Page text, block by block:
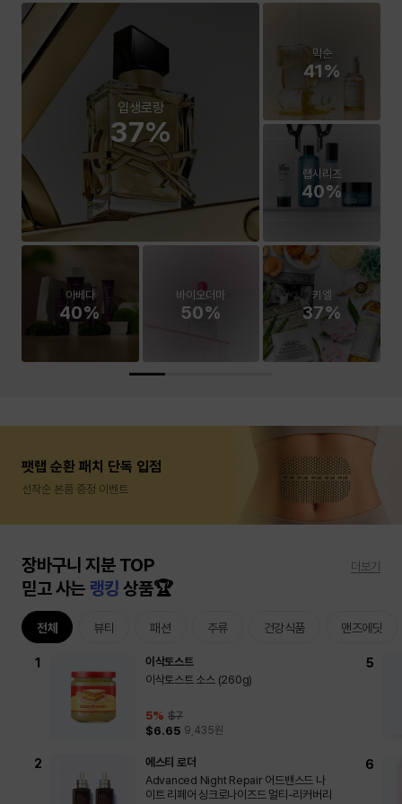
입생로랑
37%
믹순
41%
랩시리즈
40%
키엘
37%
바이오더마
50%
아베다
40%
팻랩 순환 패치 단독 입점
선착순 본품 증정 이벤트
장바구니 지분 TOP
믿고 사는 랭킹상품🏆
더보기
전체 뷰티 패션 주류 건강식품 맨즈에딧
이삭토스트
이삭토스트 소스 (260g)
5% $7
$6.65 9,435원
에스티 로더
Advanced Night Repair 어드밴스드 나
이트 리페어 싱크로나이즈드 멀티-리커버리